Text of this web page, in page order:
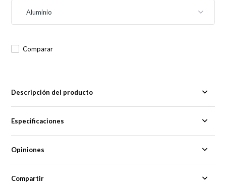
Comparar
Descripción del producto
Especificaciones
Opiniones
Compartir